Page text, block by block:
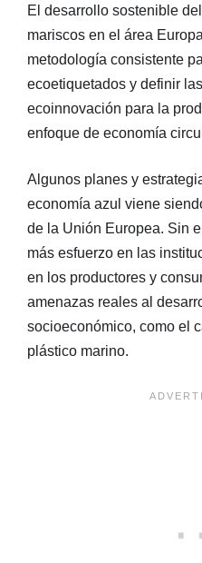
El desarrollo sostenible
mariscos en el área
metodología consistente
ecoetiquetados y definir
ecoinnovación para la
enfoque de economía
Algunos planes y
economía azul viene
de la Unión Europea. Sin
más esfuerzo en las
en los productores y
amenazas reales al
socioeconómico, como el
plástico marino.